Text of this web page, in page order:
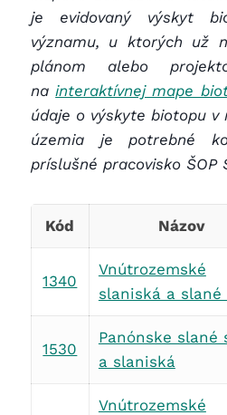
je evidovaný výskyt
významu, u ktorých už
plánom alebo
nainteraktívnej mape
údaje o výskyte biotopu
územia je potrebné
príslušné pracovisko ŠOP
Kód Názov
1340
Vnútrozemské
slaniská a slané
1530
Panónske slané
a slaniská
Vnútrozemské